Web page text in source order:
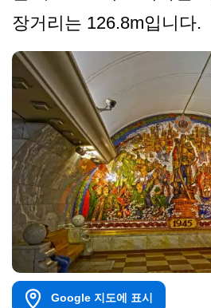
장거리는 126.8m입니다.
Google 지도에 표시